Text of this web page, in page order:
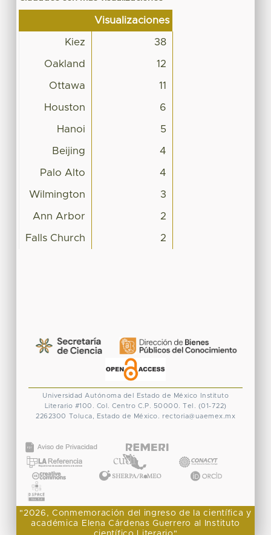
Visualizaciones
Kiez 38
Oakland 12
Ottawa 11
Houston 6
Hanoi 5
Beijing 4
Palo Alto 4
Wilmington 3
Ann Arbor 2
Falls Church 2
Universidad Autónoma del Estado de México
Instituto
Literario #100. Col. Centro C.P. 50000. Tel. (01-722)
2262300 Toluca, Estado de México. rectoria@uaemex.mx
"2026, Conmemoración del ingreso de la científica y
académica Elena Cárdenas Guerrero al Instituto